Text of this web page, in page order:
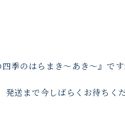
季のはらまき〜あき〜』で
送まで今しばらくお待ちくだ